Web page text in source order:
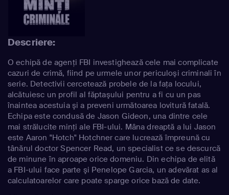
Descriere:
O echipă de agenţi FBI investighează cele mai complicate
cazuri de crimă, fiind pe urmele unor periculoşi criminali în
serie. Detectivii cercetează probele de la faţa locului,
alcătuiesc un profil al făptaşului pentru a fi cu un pas
înaintea acestuia şi a preveni următoarea lovitură fatală.
Echipa este condusă de Jason Gideon, una dintre cele
mai strălucite minţi ale FBI-ului. Mâna dreaptă a lui Jason
este Aaron "Hotch" Hotchner care lucrează împreună cu
tânărul doctor Spencer Read, un specialist ce se descurcă
de minune în aproape orice domeniu. Din echipa de elită
a FBI-ului face parte şi Penelope Garcia, un adevărat as al
calculatoarelor care poate sparge orice bază de date.